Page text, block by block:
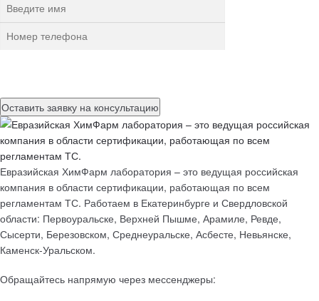
Евразийская ХимФарм лаборатория – это ведущая российская
компания в области сертификации, работающая по всем
регламентам ТС. Работаем в Екатеринбурге и Свердловской
области: Первоуральске, Верхней Пышме, Арамиле, Ревде,
Сысерти, Березовском, Среднеуральске, Асбесте, Невьянске,
Каменск-Уральском.
Обращайтесь напрямую через мессенджеры: